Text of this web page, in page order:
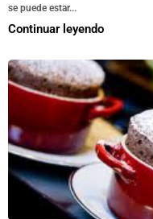
se puede estar...
Continuar leyendo